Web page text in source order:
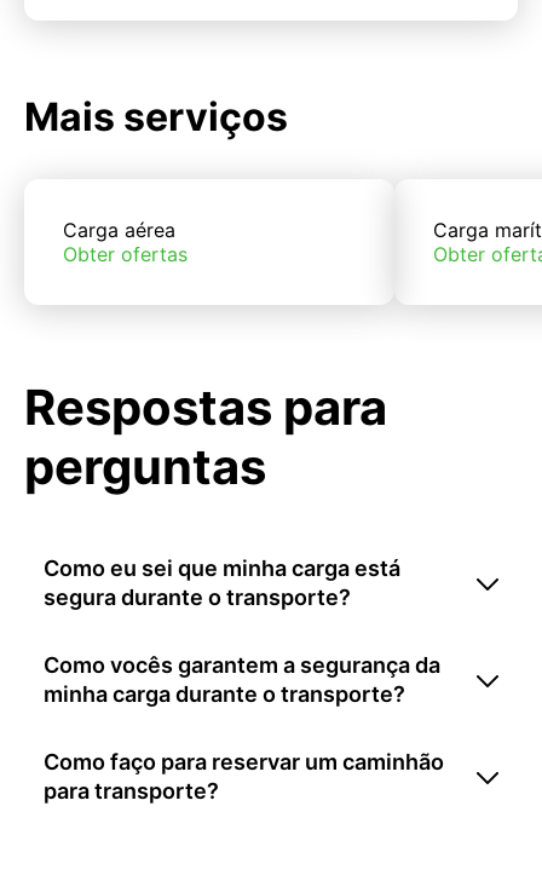
Mais serviços
Carga aérea
Obter ofertas
Carga
Obter
Respostas para
perguntas
Como eu sei que minha carga está
segura durante o transporte?
Como vocês garantem a segurança da
minha carga durante o transporte?
Como faço para reservar um caminhão
para transporte?